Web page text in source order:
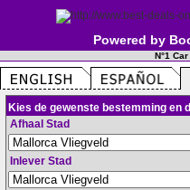
Powered by
N°1
Kies de gewenste bestemming en
Afhaal Stad
Inlever Stad